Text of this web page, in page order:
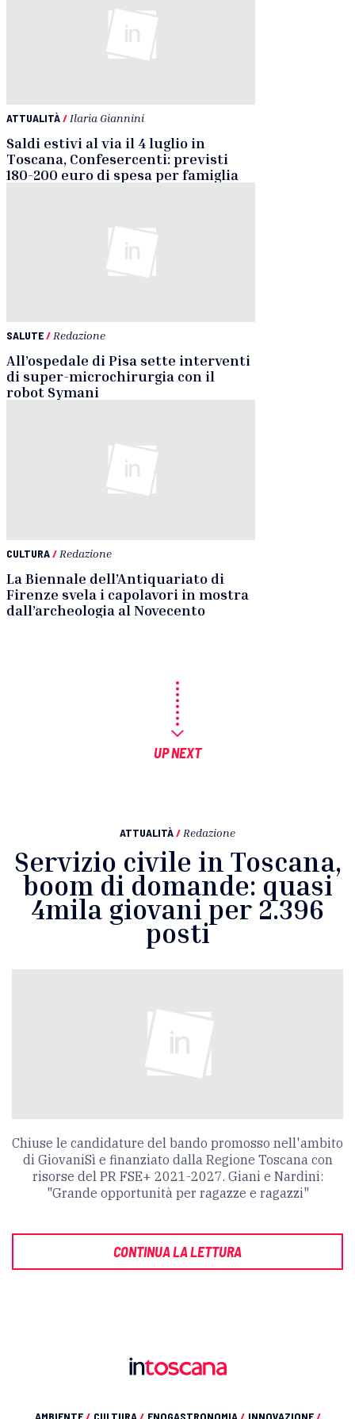
ATTUALITÀ/ Ilaria Giannini
Saldi estivi al via il 4 luglio in
Toscana, Confesercenti: previsti
180-200 euro di spesa per famiglia
SALUTE/ Redazione
All’ospedale di Pisa sette interventi
di super-microchirurgia con il
robot Symani
CULTURA/ Redazione
La Biennale dell’Antiquariato di
Firenze svela i capolavori in mostra
dall’archeologia al Novecento
UP NEXT
ATTUALITÀ/ Redazione
Servizio civile in Toscana,
boom di domande: quasi
4mila giovani per 2.396
posti
Chiuse le candidature del bando promosso nell'ambito
di GiovaniSì e finanziato dalla Regione Toscana con
risorse del PR FSE+ 2021-2027. Giani e Nardini:
"Grande opportunità per ragazze e ragazzi"
CONTINUA LA LETTURA
AMBIENTE / CULTURA / ENOGASTRONOMIA / INNOVAZIONE /